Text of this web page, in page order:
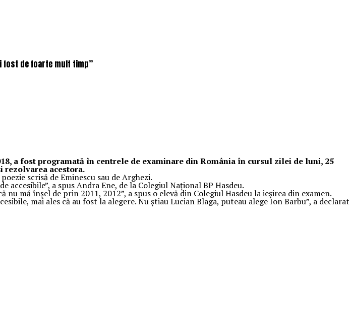
fost de foarte mult timp”
a fost programată în centrele de examinare din România în cursul zilei de luni, 25
rezolvarea acestora.
scrisă de Eminescu sau de Arghezi.
a spus Andra Ene, de la Colegiul Naţional BP Hasdeu.
mă înşel de prin 2011, 2012”, a spus o elevă din Colegiul Hasdeu la ieşirea din examen.
mai ales că au fost la alegere. Nu ştiau Lucian Blaga, puteau alege Ion Barbu”, a declarat